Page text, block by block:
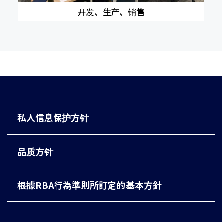
开发、生产、销售
私人信息保护方针
品质方针
根據RBA行為準則所訂定的基本方針